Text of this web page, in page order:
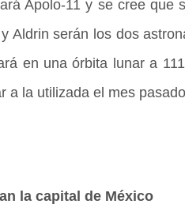
Apolo-11 y se cree que
Aldrin serán los dos
en una órbita lunar a
a la utilizada el mes
la capital de México